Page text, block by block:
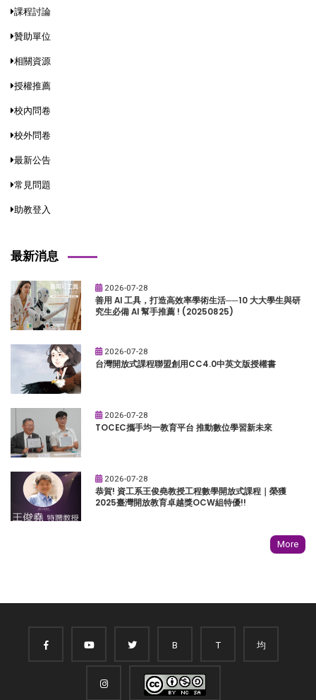
課程討論
贊助單位
相關資源
授權推薦
校內問卷
校外問卷
最新公告
常見問題
助教登入
最新消息
2026-07-28
善用 AI 工具，打造高效率學術生活──10 大大學生與研
究生必備 AI 幫手推薦 ! (20250825)
2026-07-28
台灣開放式課程聯盟創用CC4.0中英文版授權書
2026-07-28
TOCEC攜手均一教育平台 推動數位學習新未來
2026-07-28
恭賀! 資工系王俊堯教授工程數學開放式課程｜榮獲
2025臺灣開放教育卓越獎OCW組特優!!
More
B T 均